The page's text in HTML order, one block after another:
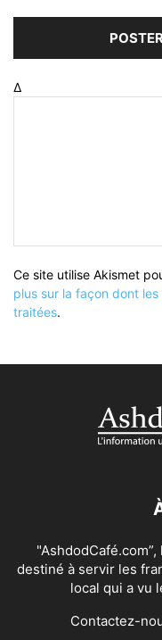
Δ
Ce site utilise Akismet
plus sur la façon dont
traitées.
destiné à servir les
local qui a vu
Contactez-